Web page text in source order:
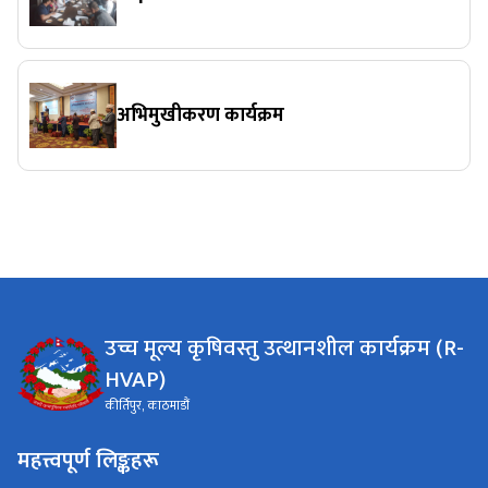
अभिमुखीकरण कार्यक्रम
उच्च मूल्य कृषिवस्तु उत्थानशील कार्यक्रम (R-
HVAP)
कीर्तिपुर, काठमाडौं
महत्त्वपूर्ण लिङ्कहरू